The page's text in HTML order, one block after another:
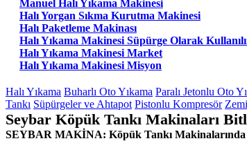
Manuel Halı Yıkama Makinesi
Halı Yorgan Sıkma Kurutma Makinesi
Halı Paketleme Makinası
Halı Yıkama Makinesi Süpürge Olarak
Halı Yıkama Makinesi Market
Halı Yıkama Makinesi Misyon
Halı Yıkama Buharlı Oto Yıkama Paralı Jetonlu Oto
Tankı Süpürgeler ve Ahtapot Pistonlu Kompresör
Seybar Köpük Tankı Makinaları
SEYBAR MAKİNA: Köpük Tankı Makinalarında